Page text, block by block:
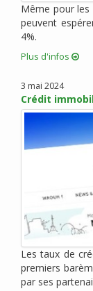
septembre
juillet 2014 (1)
mai 2014 (2)
avril 2014 (1)
mars 2014 (2)
janvier 2014 (2)
novembre
octobre 2013
septembre
mai 2013 (5)
avril 2013 (6)
mars 2013 (15)
février 2013 (5)
janvier 2013 (7)
Même pour les
peuvent
4%.
Plus d'infos
3 mai 2024
Crédit
Les taux de
premiers
par ses